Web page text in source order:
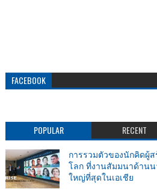
FACEBOOK
POPULAR RECENT
การรวมตัวของนักคิดผู้
โลก ที่งานสัมมนาด้าน
ใหญ่ที่สุดในเอเชีย